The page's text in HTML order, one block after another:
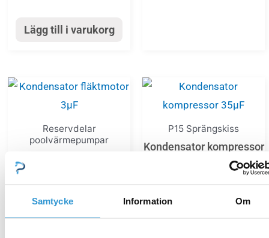
Samtycke Information Om
Lägg till i varukorg
Reservdelar
poolvärmepumpar
Kondensator fläktmotor
338,00
P15 Sprängskiss
Kondensator kompressor